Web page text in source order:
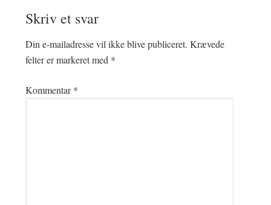
Skriv et svar
Din e-mailadresse vil ikke blive publiceret. Krævede
felter er markeret med *
Kommentar*